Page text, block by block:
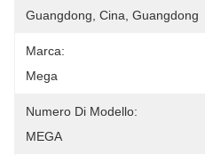
Guangdong, Cina, Guangdong
Marca:
Mega
Numero Di Modello:
MEGA